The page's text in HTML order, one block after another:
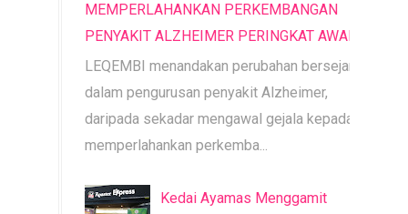
MEMPERLAHANKAN PERKEMBANGAN
PENYAKIT ALZHEIMER PERINGKAT AWAL
LEQEMBI menandakan perubahan bersejarah
dalam pengurusan penyakit Alzheimer,
daripada sekadar mengawal gejala kepada
memperlahankan perkemba...
Kedai Ayamas Menggamit